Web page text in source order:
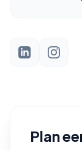
Plan